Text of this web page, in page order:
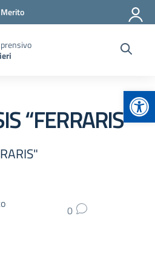
“FERRARIS”
0